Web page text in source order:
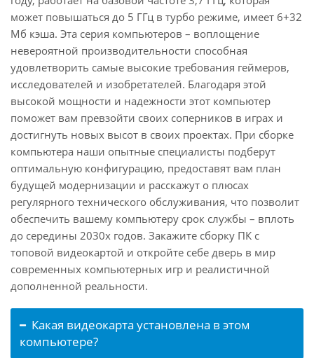
может повышаться до 5 ГГц в турбо режиме, имеет 6+32
Мб кэша. Эта серия компьютеров – воплощение
невероятной производительности способная
удовлетворить самые высокие требования геймеров,
исследователей и изобретателей. Благодаря этой
высокой мощности и надежности этот компьютер
поможет вам превзойти своих соперников в играх и
достигнуть новых высот в своих проектах. При сборке
компьютера наши опытные специалисты подберут
оптимальную конфигурацию, предоставят вам план
будущей модернизации и расскажут о плюсах
регулярного технического обслуживания, что позволит
обеспечить вашему компьютеру срок службы – вплоть
до середины 2030х годов. Закажите сборку ПК с
топовой видеокартой и откройте себе дверь в мир
современных компьютерных игр и реалистичной
дополненной реальности.
Какая видеокарта установлена в этом
компьютере?